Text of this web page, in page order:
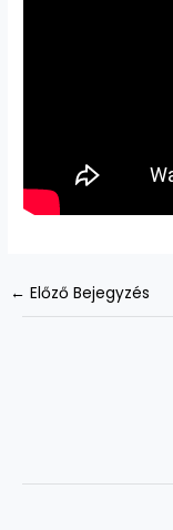
← Előző Bejegyzés